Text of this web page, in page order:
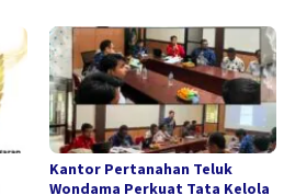
Kantor Pertanahan Teluk
Wondama Perkuat Tata Kelola